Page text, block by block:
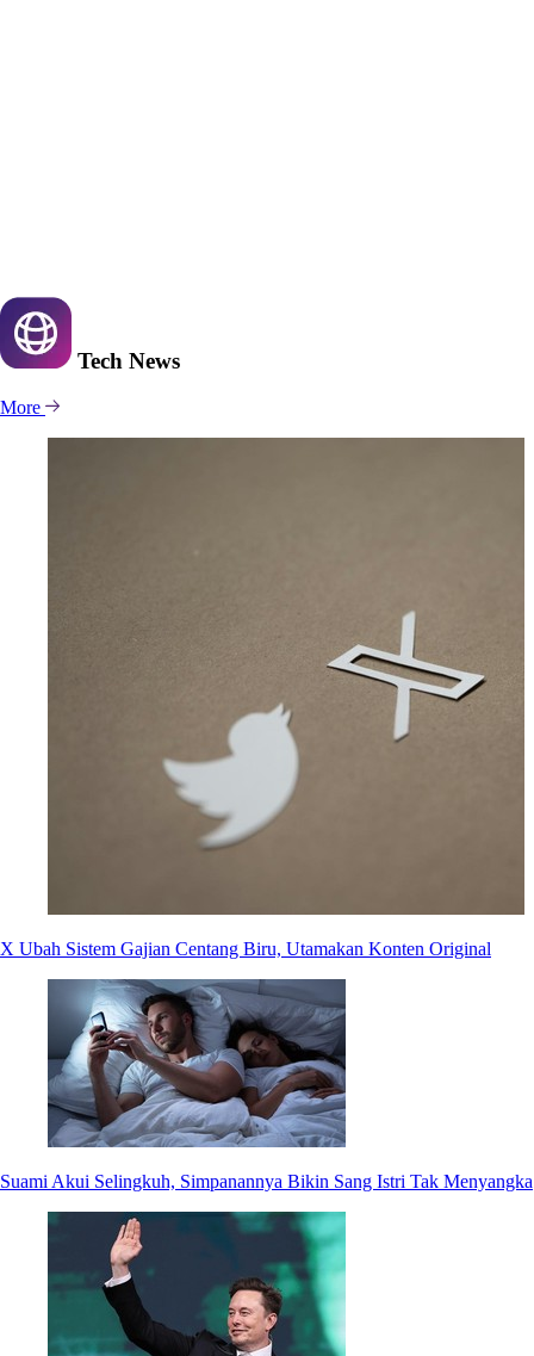
Tech News
More
X Ubah Sistem Gajian Centang Biru, Utamakan Konten Original
Suami Akui Selingkuh, Simpanannya Bikin Sang Istri Tak Menyangka